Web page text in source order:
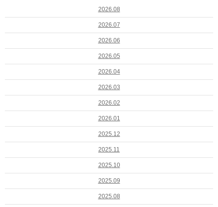
2026.08
2026.07
2026.06
2026.05
2026.04
2026.03
2026.02
2026.01
2025.12
2025.11
2025.10
2025.09
2025.08